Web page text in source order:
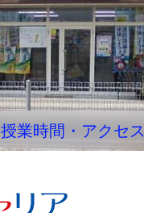
授業時間・アクセス